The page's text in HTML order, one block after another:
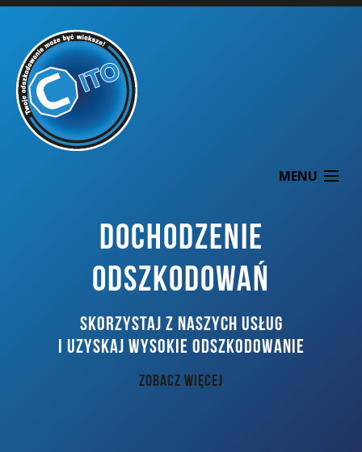
MENU
DOCHODZENIE ODSZKODOWAŃ
DOCHODZENIE
ODSZKODOWAŃ
SKORZYSTAJ Z NASZYCH USŁUG
I UZYSKAJ WYSOKIE ODSZKODOWANIE
ZOBACZ WIĘCEJ